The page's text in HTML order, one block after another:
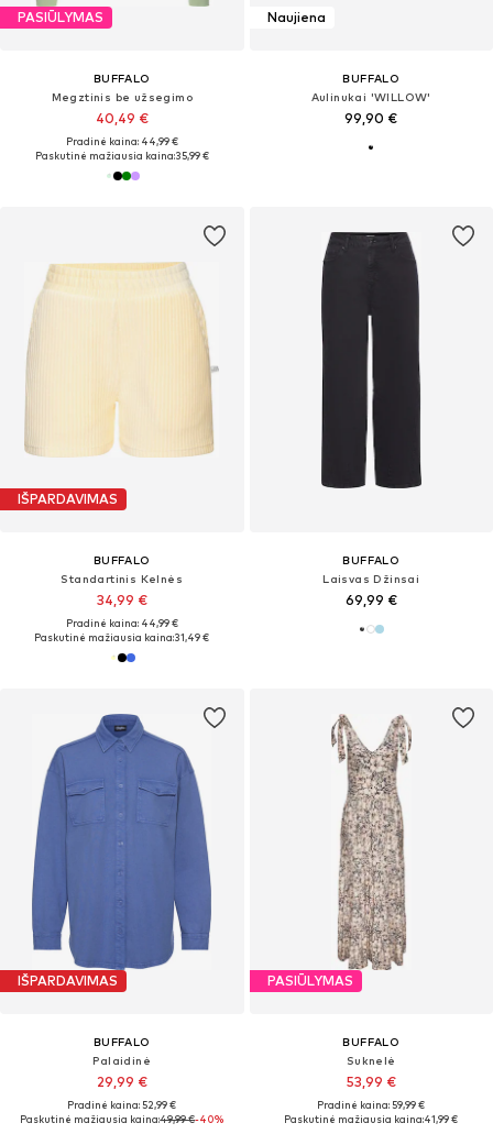
PASIŪLYMAS
BUFFALO
Megztinis be užsegimo
40,49 €
Pradinė kaina: 44,99 €
Paskutinė mažiausia kaina:35,99 €
Naujiena
BUFFALO
Aulinukai 'WILLOW'
99,90 €
IŠPARDAVIMAS
BUFFALO
Standartinis Kelnės
34,99 €
Pradinė kaina: 44,99 €
Paskutinė mažiausia kaina:31,49 €
BUFFALO
Laisvas Džinsai
69,99 €
IŠPARDAVIMAS
BUFFALO
Palaidinė
29,99 €
Pradinė kaina: 52,99 €
Paskutinė mažiausia kaina:49,99 €-40%
PASIŪLYMAS
BUFFALO
Suknelė
53,99 €
Pradinė kaina: 59,99 €
Paskutinė mažiausia kaina:41,99 €